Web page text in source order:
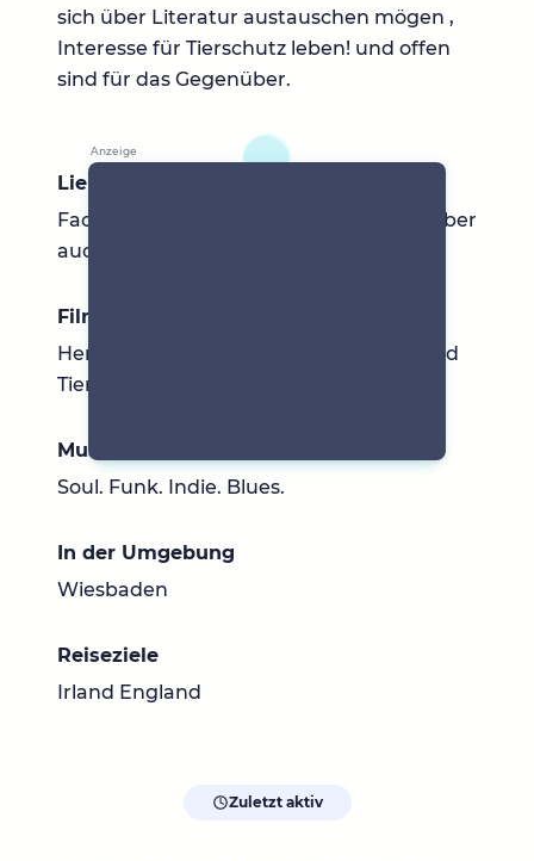
sich über Literatur austauschen mögen ,
Interesse für Tierschutz leben! und offen
sind für das Gegenüber.
Lieblingsbücher
Fachbücher Medizin. Hesse, O.M. Graf, aber
auch gerne Thriller.
Filme & Serien
Herr der Gezeiten. Dokus über Natur und
Tier.
Musik
Soul. Funk. Indie. Blues.
In der Umgebung
Wiesbaden
Reiseziele
Irland England
Zuletzt aktiv